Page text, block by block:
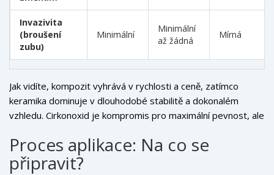
Invazivita
(broušení
zubu)
Minimální
Minimální
až žádná
Mírná
Jak vidíte, kompozit vyhrává v rychlosti a ceně, zatímco
keramika dominuje v dlouhodobé stabilitě a dokonalém
vzhledu. Cirkonoxid je kompromis pro maximální pevnost, ale
kombinován s jinými materiály pro lepší estetiku.
Proces aplikace: Na co se
připravit?